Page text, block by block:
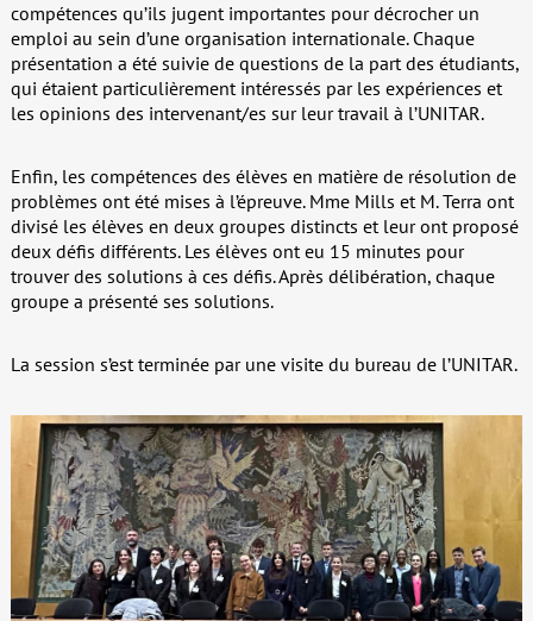
compétences qu’ils jugent importantes pour décrocher un
emploi au sein d’une organisation internationale. Chaque
présentation a été suivie de questions de la part des étudiants,
qui étaient particulièrement intéressés par les expériences et
les opinions des intervenant/es sur leur travail à l’UNITAR.
Enfin, les compétences des élèves en matière de résolution de
problèmes ont été mises à l’épreuve. Mme Mills et M. Terra ont
divisé les élèves en deux groupes distincts et leur ont proposé
deux défis différents. Les élèves ont eu 15 minutes pour
trouver des solutions à ces défis. Après délibération, chaque
groupe a présenté ses solutions.
La session s’est terminée par une visite du bureau de l’UNITAR.